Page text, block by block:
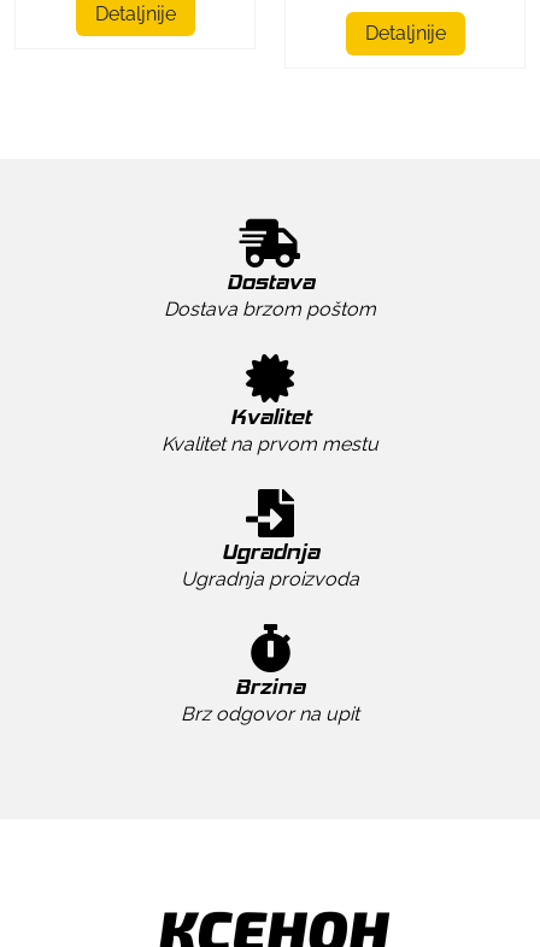
Detaljnije
Detaljnije
Dostava
Dostava brzom poštom
Kvalitet
Kvalitet na prvom mestu
Ugradnja
Ugradnja proizvoda
Brzina
Brz odgovor na upit